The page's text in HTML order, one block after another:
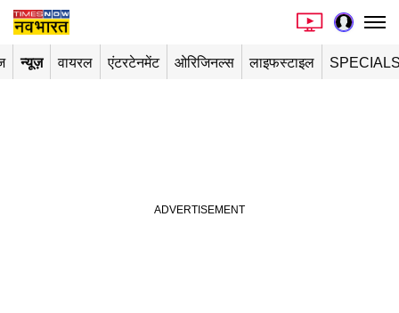
न्यूज़ वायरल एंटरटेनमेंट ओरिजिनल्स लाइफस्टाइल